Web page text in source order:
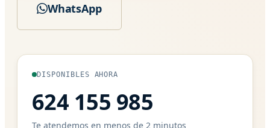
WhatsApp
DISPONIBLES AHORA
624 155 985
Te atendemos en menos de 2 minutos